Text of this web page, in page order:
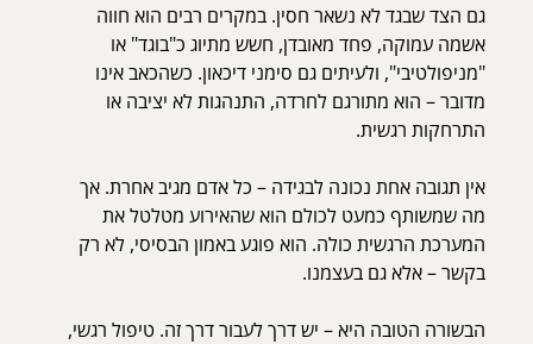
גם הצד שבגד לא נשאר חסין. במקרים רבים הוא חווה
אשמה עמוקה, פחד מאובדן, חשש מתיוג כ"בוגד" או
"מניפולטיבי", ולעיתים גם סימני דיכאון. כשהכאב אינו
מדובר – הוא מתורגם לחרדה, התנהגות לא יציבה או
התרחקות רגשית.
אין תגובה אחת נכונה לבגידה – כל אדם מגיב אחרת. אך
מה שמשותף כמעט לכולם הוא שהאירוע מטלטל את
המערכת הרגשית כולה. הוא פוגע באמון הבסיסי, לא רק
בקשר – אלא גם בעצמנו.
הבשורה הטובה היא – יש דרך לעבור דרך זה. טיפול רגשי,